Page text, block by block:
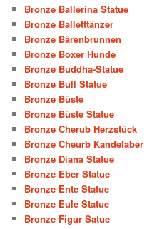
Bronze Ballerina Statue
Bronze Balletttänzer
Bronze Bärenbrunnen
Bronze Boxer Hunde
Bronze Buddha-Statue
Bronze Bull Statue
Bronze Büste
Bronze Büste Statue
Bronze Cherub Herzstück
Bronze Cheurb Kandelaber
Bronze Diana Statue
Bronze Eber Statue
Bronze Ente Statue
Bronze Eule Statue
Bronze Figur Satue